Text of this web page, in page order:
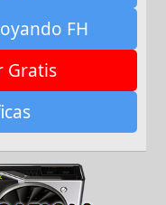
FH
Gratis